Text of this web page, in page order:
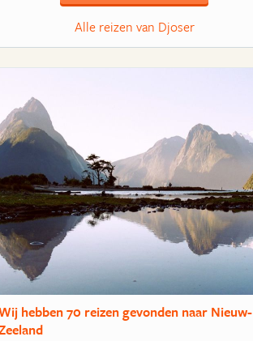
Alle reizen van Djoser
hebben70 reizengevonden naar Nieuw-